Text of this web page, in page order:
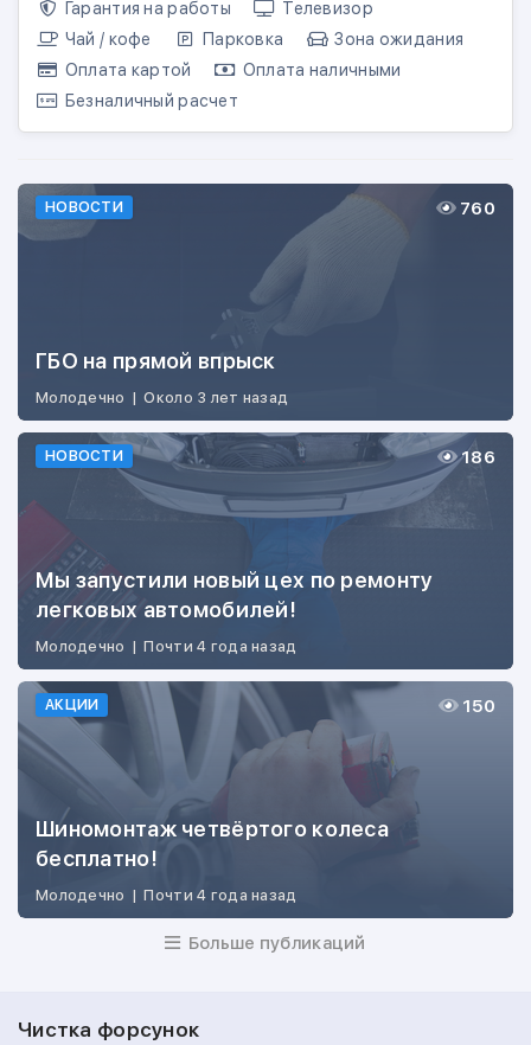
Гарантия на работы
Телевизор
Чай / кофе
Парковка
Зона ожидания
Оплата картой
Оплата наличными
Безналичный расчет
НОВОСТИ
ГБО на прямой впрыск
Молодечно | Около 3 лет назад
760
НОВОСТИ
Мы запустили новый цех по ремонту
легковых автомобилей!
Молодечно | Почти 4 года назад
186
АКЦИИ
Шиномонтаж четвёртого колеса
бесплатно!
Молодечно | Почти 4 года назад
150
Больше публикаций
Чистка форсунок